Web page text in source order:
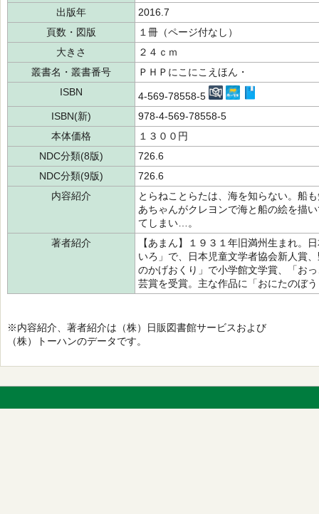
出版年
2016.7
頁数・図版
１冊（ページ付なし）
大きさ
２４ｃｍ
叢書名・叢書番号
ＰＨＰにこにこえほん・
ISBN
4-569-78558-5
ISBN(新)
978-4-569-78558-5
本体価格
１３００円
NDC分類(8版)
726.6
NDC分類(9版)
726.6
内容紹介
とらねことらたは、海を知らない。船
あちゃんがクレヨンで海と船の絵を描
てしまい…。
著者紹介
【あまん】１９３１年旧満州生まれ。
いろ」で、日本児童文学者協会新人賞
のかげおくり」で小学館文学賞、「お
芸賞を受賞。主な作品に「おにたのぼ
※内容紹介、著者紹介は（株）日販図書館サービスおよび
（株）トーハンのデータです。